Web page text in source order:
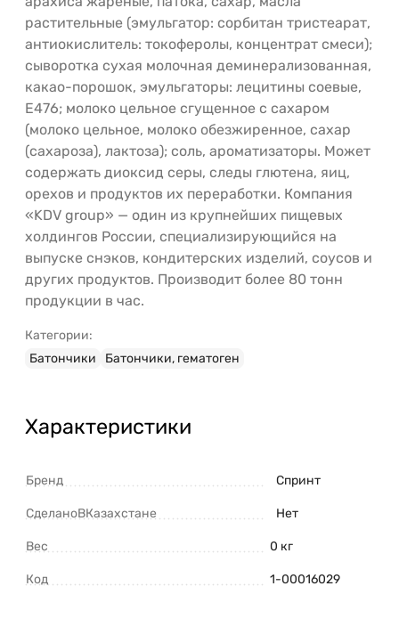
растительные (эмульгатор: сорбитан тристеарат,
антиокислитель: токоферолы, концентрат смеси);
сыворотка сухая молочная деминерализованная,
какао-порошок, эмульгаторы: лецитины соевые,
Е476; молоко цельное сгущенное с сахаром
(молоко цельное, молоко обезжиренное, сахар
(сахароза), лактоза); соль, ароматизаторы. Может
содержать диоксид серы, следы глютена, яиц,
орехов и продуктов их переработки. Компания
«KDV group» — один из крупнейших пищевых
холдингов России, специализирующийся на
выпуске снэков, кондитерских изделий, соусов и
других продуктов. Производит более 80 тонн
продукции в час.
Категории:
Батончики
Батончики, гематоген
Характеристики
Бренд Спринт
СделаноВКазахстане Нет
Вес 0 кг
Код 1-00016029